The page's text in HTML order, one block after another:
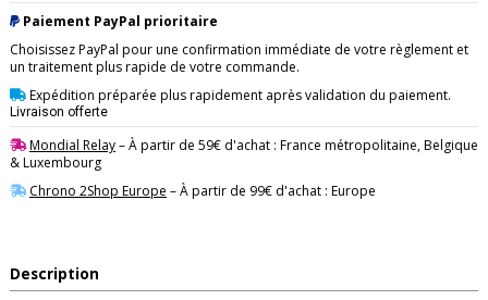
Paiement PayPal prioritaire
Choisissez PayPal pour une confirmation immédiate de votre règlement et
un traitement plus rapide de votre commande.
Expédition préparée plus rapidement après validation du paiement.
Livraison offerte
Mondial Relay– À partir de 59€ d'achat : France métropolitaine, Belgique
& Luxembourg
Chrono 2Shop Europe – À partir de 99€ d'achat : Europe
Description